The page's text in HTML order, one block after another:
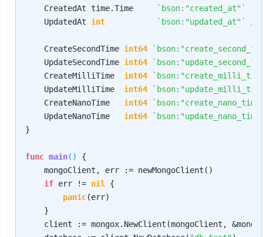
    CreatedAt time.Time
`bson:"created_at"`
    UpdatedAt
int `bson:"updated_at"`
    CreateSecondTime
int64
    UpdateSecondTime
int64
    CreateMilliTime
int64
    UpdateMilliTime
int64
    CreateNanoTime
int64
    UpdateNanoTime
int64
}
func main()
{
    mongoClient, err := newMongoClient()
if err != nil
{
panic(err)
    }
client := mongox.NewClient(mongoClient,